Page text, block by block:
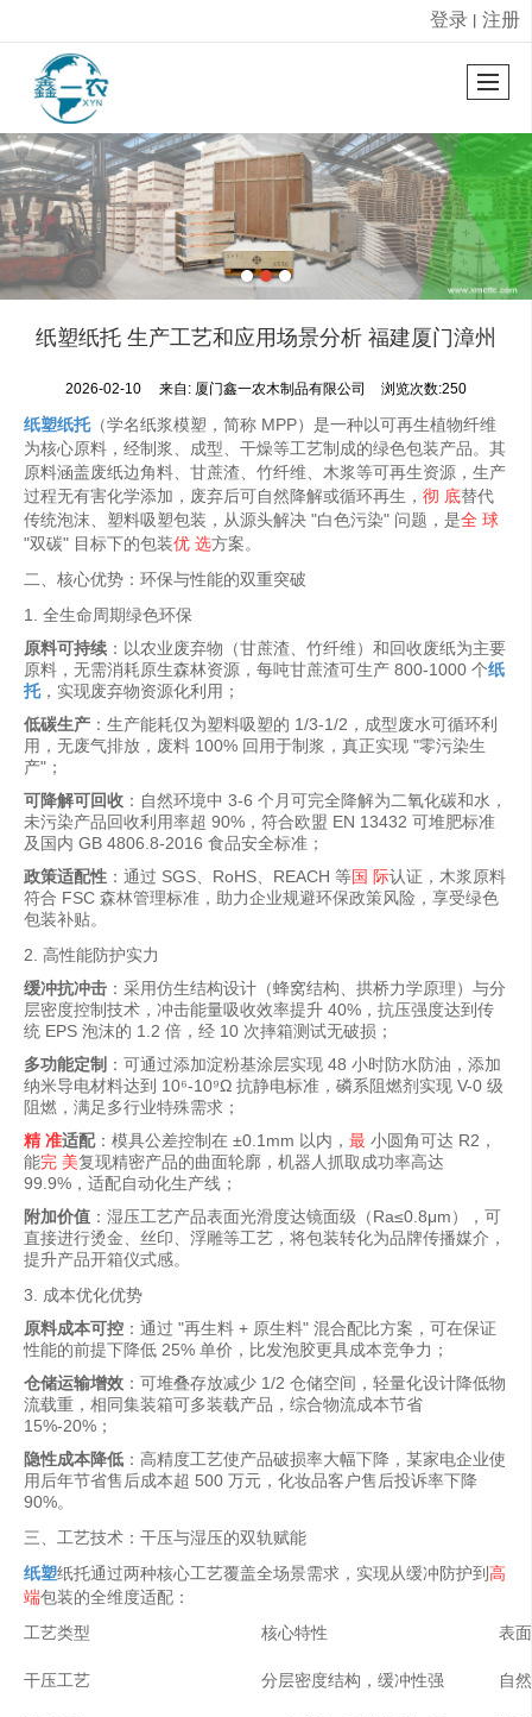
很遗憾，因您的浏览器版本过低导致无法获得最佳浏览体验，推荐下载安装谷歌浏览器！
登录 注册
纸塑纸托 生产工艺和应用场景分析 福建厦门漳州
2026-02-10 来自: 厦门鑫一农木制品有限公司 浏览次数:250
纸塑纸托（学名纸浆模塑，简称 MPP）是一种以可再生植物纤维
为核心原料，经制浆、成型、干燥等工艺制成的绿色包装产品。其
原料涵盖废纸边角料、甘蔗渣、竹纤维、木浆等可再生资源，生产
过程无有害化学添加，废弃后可自然降解或循环再生， 彻 底替代
传统泡沫、塑料吸塑包装，从源头解决 "白色污染" 问题，是全 球
"双碳" 目标下的包装优 选方案。
二、核心优势：环保与性能的双重突破
1. 全生命周期绿色环保
原料可持续：以农业废弃物（甘蔗渣、竹纤维）和回收废纸为主要
原料，无需消耗原生森林资源，每吨甘蔗渣可生产 800-1000 个纸
托，实现废弃物资源化利用；
低碳生产：生产能耗仅为塑料吸塑的 1/3-1/2，成型废水可循环利
用，无废气排放，废料 100% 回用于制浆，真正实现 "零污染生
产"；
可降解可回收：自然环境中 3-6 个月可完全降解为二氧化碳和水，
未污染产品回收利用率超 90%，符合欧盟 EN 13432 可堆肥标准
及国内 GB 4806.8-2016 食品安全标准；
政策适配性：通过 SGS、RoHS、REACH 等国 际认证，木浆原料
符合 FSC 森林管理标准，助力企业规避环保政策风险，享受绿色
包装补贴。
2. 高性能防护实力
缓冲抗冲击：采用仿生结构设计（蜂窝结构、拱桥力学原理）与分
层密度控制技术，冲击能量吸收效率提升 40%，抗压强度达到传
统 EPS 泡沫的 1.2 倍，经 10 次摔箱测试无破损；
多功能定制 ：可通过添加淀粉基涂层实现 48 小时防水防油，添加
纳米导电材料达到 10⁶-10⁹Ω 抗静电标准，磷系阻燃剂实现 V-0 级
阻燃，满足多行业特殊需求；
精 准适配：模具公差控制在 ±0.1mm 以内， 最 小圆角可达 R2，
能完 美复现精密产品的曲面轮廓，机器人抓取成功率高达
99.9%，适配自动化生产线；
附加价值：湿压工艺产品表面光滑度达镜面级（Ra≤0.8μm），可
直接进行烫金、丝印、浮雕等工艺，将包装转化为品牌传播媒介，
提升产品开箱仪式感。
3. 成本优化优势
原料成本可控：通过 "再生料 + 原生料" 混合配比方案，可在保证
性能的前提下降低 25% 单价，比发泡胶更具成本竞争力；
仓储运输增效：可堆叠存放减少 1/2 仓储空间，轻量化设计降低物
流载重，相同集装箱可多装载产品，综合物流成本节省
15%-20%；
隐性成本降低：高精度工艺使产品破损率大幅下降，某家电企业使
用后年节省售后成本超 500 万元，化妆品客户售后投诉率下降
90%。
三、工艺技术：干压与湿压的双轨赋能
纸塑纸托通过两种核心工艺覆盖全场景需求，实现从缓冲防护到 高
端包装的全维度适配：
工艺类型
核心特性 表
干压工艺 分层密度结构，缓冲性强 自